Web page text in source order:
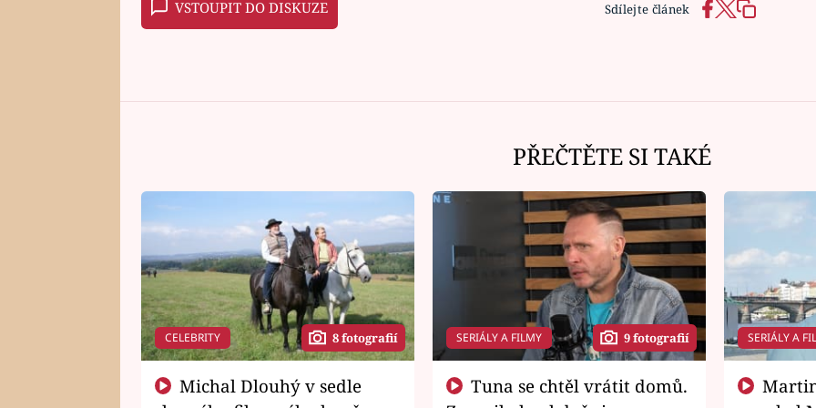
VSTOUPIT DO DISKUZE Sdílejte článek
PŘEČTĚTE SI TAKÉ
CELEBRITY 8 fotografií SERIÁLY A FILMY 9 fotografií SERIÁLY A